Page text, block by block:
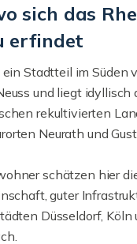
sich das
erfindet
Stadtteil im Süden
und liegt idyllisch
rekultivierten
Neurath und
schätzen hier
guter
Düsseldorf, Köln